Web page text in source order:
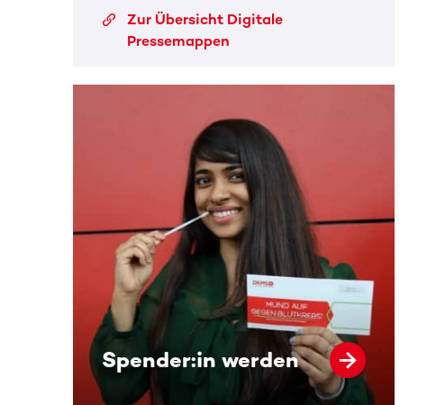
Zur Übersicht Digitale
Pressemappen
Spender:in werden